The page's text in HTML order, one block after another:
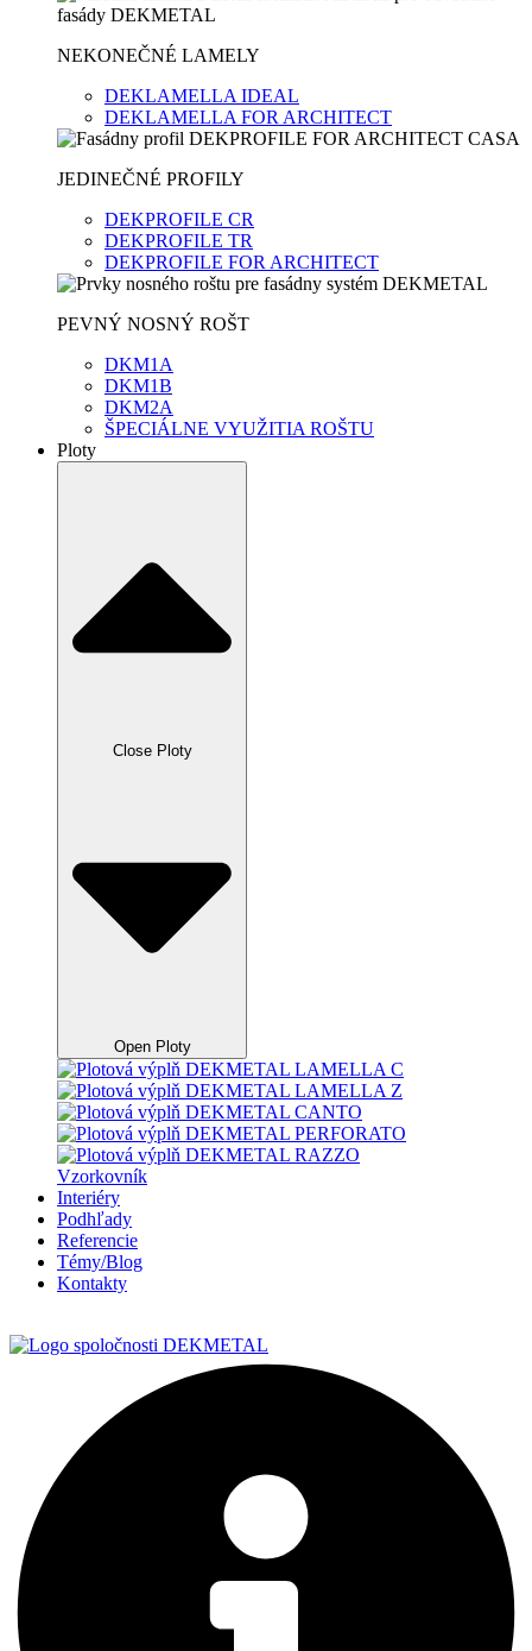
NEKONEČNÉ LAMELY
DEKLAMELLA IDEAL
DEKLAMELLA FOR ARCHITECT
JEDINEČNÉ PROFILY
DEKPROFILE CR
DEKPROFILE TR
DEKPROFILE FOR ARCHITECT
PEVNÝ NOSNÝ ROŠT
DKM1A
DKM1B
DKM2A
ŠPECIÁLNE VYUŽITIA ROŠTU
Ploty
Close Ploty
Open Ploty
Vzorkovník
Interiéry
Podhľady
Referencie
Témy/Blog
Kontakty